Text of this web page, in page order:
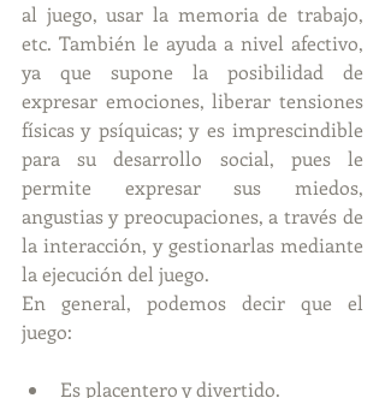
al juego, usar la memoria de trabajo,
etc. También le ayuda a nivel afectivo,
ya que supone la posibilidad de
expresar emociones, liberar tensiones
físicas y psíquicas; y es imprescindible
para su desarrollo social, pues le
permite expresar sus miedos,
angustias y preocupaciones, a través de
la interacción, y gestionarlas mediante
la ejecución del juego.
En general, podemos decir que el
juego:
Es placentero y divertido.